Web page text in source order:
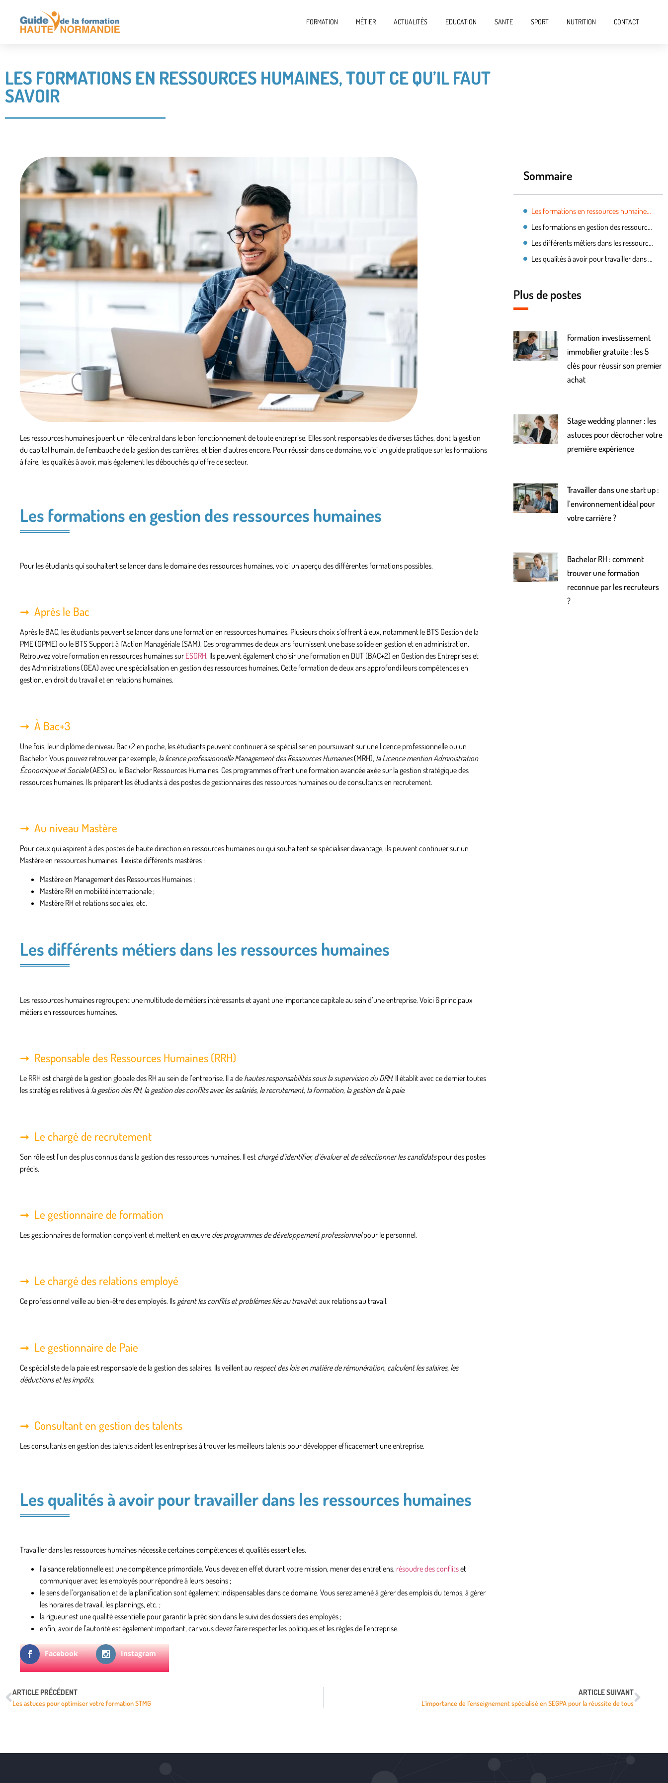
FORMATION MÉTIER ACTUALITÉS EDUCATION SANTE SPORT NUTRITION CONTACT
LES FORMATIONS EN RESSOURCES HUMAINES, TOUT CE QU’IL FAUT
SAVOIR
Les ressources humaines jouent un rôle central dans le bon fonctionnement de toute entreprise. Elles sont responsables de diverses tâches, dont la gestion
du capital humain, de l’embauche de la gestion des carrières, et bien d’autres encore. Pour réussir dans ce domaine, voici un guide pratique sur les formations
à faire, les qualités à avoir, mais également les débouchés qu’offre ce secteur.
Les formations en gestion des ressources humaines
Pour les étudiants qui souhaitent se lancer dans le domaine des ressources humaines, voici un aperçu des différentes formations possibles.
Après le Bac
Après le BAC, les étudiants peuvent se lancer dans une formation en ressources humaines. Plusieurs choix s’offrent à eux, notamment le BTS Gestion de la
PME (GPME) ou le BTS Support à l’Action Managériale (SAM). Ces programmes de deux ans fournissent une base solide en gestion et en administration.
Retrouvez votre formation en ressources humaines sur ESGRH. Ils peuvent également choisir une formation en DUT (BAC+2) en Gestion des Entreprises et
des Administrations (GEA) avec une spécialisation en gestion des ressources humaines. Cette formation de deux ans approfondi leurs compétences en
gestion, en droit du travail et en relations humaines.
À Bac+3
Une fois, leur diplôme de niveau Bac+2 en poche, les étudiants peuvent continuer à se spécialiser en poursuivantsur une licence professionnelle ou un
Bachelor. Vous pouvez retrouver par exemple, la licence professionnelle Management des Ressources Humaines(MRH), la Licence mention Administration
Économique et Sociale(AES) ou le Bachelor Ressources Humaines. Ces programmes offrent une formation avancée axée sur la gestion stratégique des
ressources humaines. Ils préparent les étudiants à des postes de gestionnaires des ressources humaines ou de consultants en recrutement.
Au niveau Mastère
Pour ceux qui aspirent à des postes de haute direction en ressources humaines ou qui souhaitent se spécialiser davantage, ils peuvent continuer sur un
Mastère en ressources humaines. Il existe différents mastères :
Mastère en Management des Ressources Humaines ;
Mastère RH en mobilité internationale ;
Mastère RH et relations sociales, etc.
Les différents métiers dans les ressources humaines
Les ressources humaines regroupent une multitude de métiers intéressants et ayant une importance capitale au sein d’une entreprise. Voici 6 principaux
métiers en ressources humaines.
Responsable des Ressources Humaines (RRH)
Le RRH est chargé de la gestion globale des RH au sein de l’entreprise. Il a de hautes responsabilités sous la supervision du DRH. Il établit avec ce dernier toutes
les stratégies relatives à la gestion des RH, la gestion des conflits avec les salariés, le recrutement, la formation, la gestion de la paie.
Le chargé de recrutement
Son rôle est l’un des plus connus dans la gestion des ressources humaines. Il est chargé d’identifier, d’évaluer et de sélectionner les candidatspour des postes
précis.
Le gestionnaire de formation
Les gestionnaires de formation conçoivent et mettent en œuvre des programmes de développement professionnelpour le personnel.
Le chargé des relations employé
Ce professionnel veille au bien-être des employés. Ils gèrent les conflits et problèmes liés au travailet aux relations au travail.
Le gestionnaire de Paie
Ce spécialiste de la paie est responsable de la gestion des salaires. Ils veillent au respect des lois en matière de rémunération, calculent les salaires, les
déductions et les impôts.
Consultant en gestion des talents
Les consultants en gestion des talents aident les entreprises à trouver les meilleurs talents pour développer efficacement une entreprise.
Les qualités à avoir pour travailler dans les ressources humaines
Travailler dans les ressources humaines nécessite certaines compétences et qualités essentielles.
l’aisance relationnelleest une compétence primordiale. Vous devez en effet durant votre mission, mener des entretiens, résoudre des conflitset
communiquer avec les employés pour répondre à leurs besoins ;
le sens de l’organisation et de la planification sont également indispensables dans ce domaine. Vous serez amené à gérer des emplois du temps, à gérer
les horaires de travail, les plannings, etc. ;
la rigueurest une qualité essentielle pour garantir la précision dans le suivi des dossiers des employés ;
enfin, avoir de l’autoritéest également important, car vous devez faire respecter les politiques et les règles de l’entreprise.
Facebook Instagram
Sommaire
Les formations en ressources humaines, tout ce qu’il faut savoir
Les formations en gestion des ressources humaines
Les différents métiers dans les ressources humaines
Les qualités à avoir pour travailler dans les ressources humaines
Plus de postes
Formation investissement
immobilier gratuite : les 5
clés pour réussir son premier
achat
Stage wedding planner : les
astuces pour décrocher votre
première expérience
Travailler dans une start up :
l’environnement idéal pour
votre carrière ?
Bachelor RH : comment
trouver une formation
reconnue par les recruteurs
?
ARTICLE PRÉCÉDENT
Les astuces pour optimiser votre formation STMG
ARTICLE SUIVANT
L’importance de l’enseignement spécialisé en SEGPA pour la réussite de tous